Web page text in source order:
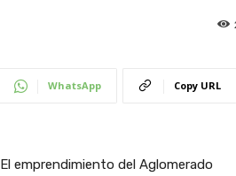
WhatsApp Copy URL
El emprendimiento del Aglomerado